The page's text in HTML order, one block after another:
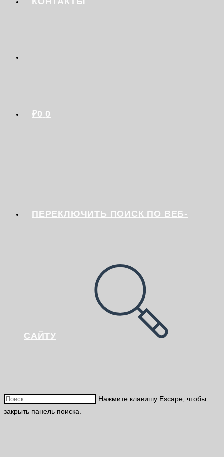
₽0 0
ПЕРЕКЛЮЧИТЬ ПОИСК ПО ВЕБ-
САЙТУ
Нажмите клавишу Escape, чтобы
закрыть панель поиска.